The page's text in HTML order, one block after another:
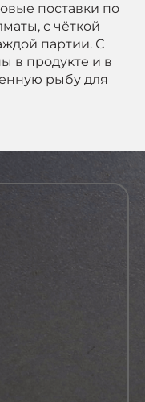
поставки по
с чёткой
партии. С
в продукте и в
рыбу для